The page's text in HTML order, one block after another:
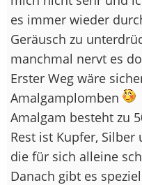
es immer wieder
Geräusch zu
manchmal nervt es
Erster Weg wäre
Amalgamplomben
Amalgam besteht zu
Rest ist Kupfer, Silber
die für sich alleine
Danach gibt es